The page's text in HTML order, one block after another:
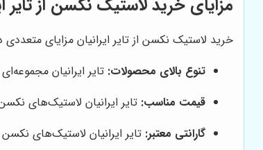
مزایای خرید لاستیک نکسن از تایر
خرید لاستیک نکسن از تایر ایرانیان مزایای متعددی
تنوع بالای محصولات: تایر ایرانیان
قیمت مناسب: تایر ایرانیان لاستیک‌های
گارانتی معتبر: تایر ایرانیان لاستیک‌های نکسن